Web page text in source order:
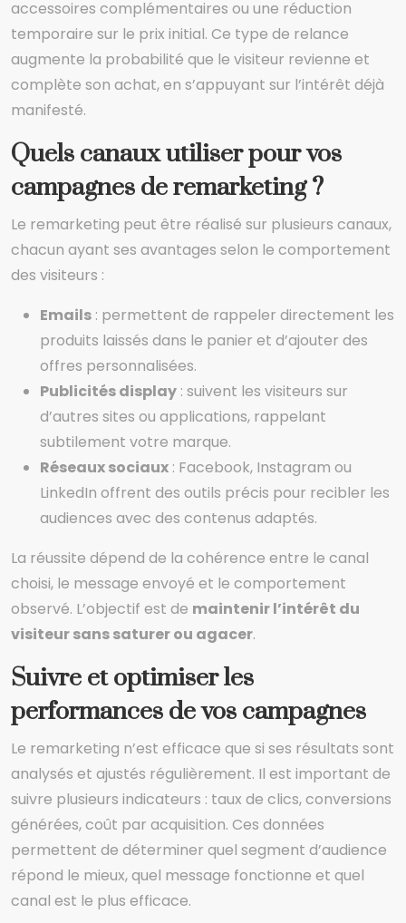
accessoires complémentaires ou une réduction
temporaire sur le prix initial. Ce type de relance
augmente la probabilité que le visiteur revienne et
complète son achat, en s’appuyant sur l’intérêt déjà
manifesté.
Quels canaux utiliser pour vos
campagnes de remarketing ?
Le remarketing peut être réalisé sur plusieurs canaux,
chacun ayant ses avantages selon le comportement
des visiteurs :
Emails : permettent de rappeler directement les
produits laissés dans le panier et d’ajouter des
offres personnalisées.
Publicités display : suivent les visiteurs sur
d’autres sites ou applications, rappelant
subtilement votre marque.
Réseaux sociaux : Facebook, Instagram ou
LinkedIn offrent des outils précis pour recibler les
audiences avec des contenus adaptés.
La réussite dépend de la cohérence entre le canal
choisi, le message envoyé et le comportement
observé. L’objectif est de maintenir l’intérêt du
visiteur sans saturer ou agacer.
Suivre et optimiser les
performances de vos campagnes
Le remarketing n’est efficace que si ses résultats sont
analysés et ajustés régulièrement. Il est important de
suivre plusieurs indicateurs : taux de clics, conversions
générées, coût par acquisition. Ces données
permettent de déterminer quel segment d’audience
répond le mieux, quel message fonctionne et quel
canal est le plus efficace.